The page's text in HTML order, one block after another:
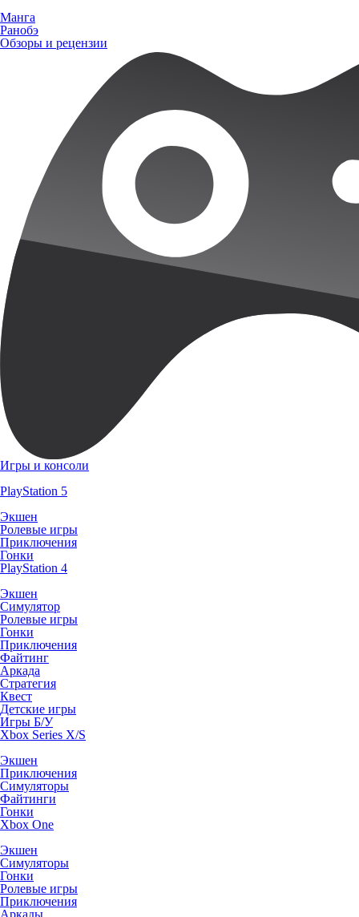
Манга
Ранобэ
Обзоры и рецензии
Игры и консоли
PlayStation 5
Экшен
Ролевые игры
Приключения
Гонки
PlayStation 4
Экшен
Симулятор
Ролевые игры
Гонки
Приключения
Файтинг
Аркада
Стратегия
Квест
Детские игры
Игры Б/У
Xbox Series X/S
Экшен
Приключения
Симуляторы
Файтинги
Гонки
Xbox One
Экшен
Симуляторы
Гонки
Ролевые игры
Приключения
Аркады